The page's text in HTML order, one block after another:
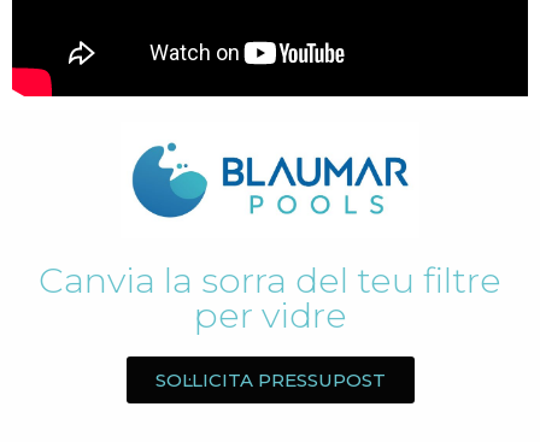
Canvia la sorra del teu filtre
per vidre
SOL·LICITA PRESSUPOST